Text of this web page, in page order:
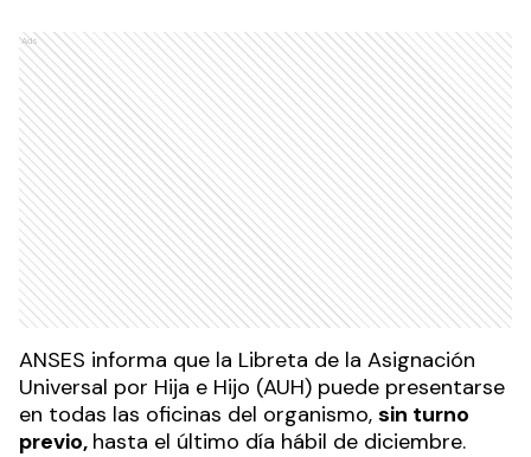
Ads
ANSES informa que la Libreta de la Asignación
Universal por Hija e Hijo (AUH) puede presentarse
en todas las oficinas del organismo, sin turno
previo, hasta el último día hábil de diciembre.